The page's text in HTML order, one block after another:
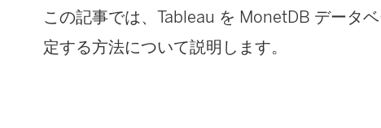
この記事では、Tableau を MonetDB データ
定する方法について説明します。